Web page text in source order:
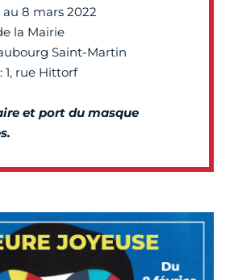
8 mars 2022
la Mairie
Saint-Martin
1, rue Hittorf
et port du masque